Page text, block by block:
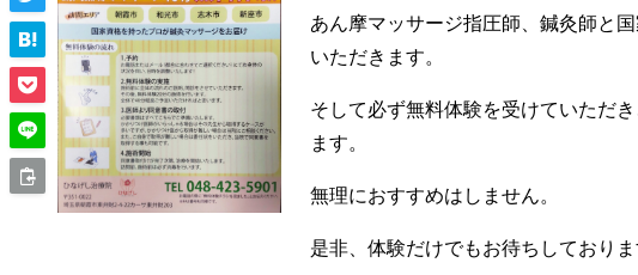
あん摩マッサージ指圧師、鍼灸師と
いただきます。
そして必ず無料体験を受けていただ
ます。
無理におすすめはしません。
是非、体験だけでもお待ちしておりま